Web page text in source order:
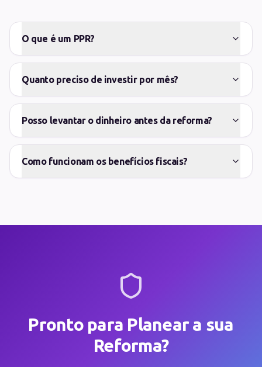
O que é um PPR?
Quanto preciso de investir por mês?
Posso levantar o dinheiro antes da reforma?
Como funcionam os benefícios fiscais?
Pronto para Planear a sua
Reforma?